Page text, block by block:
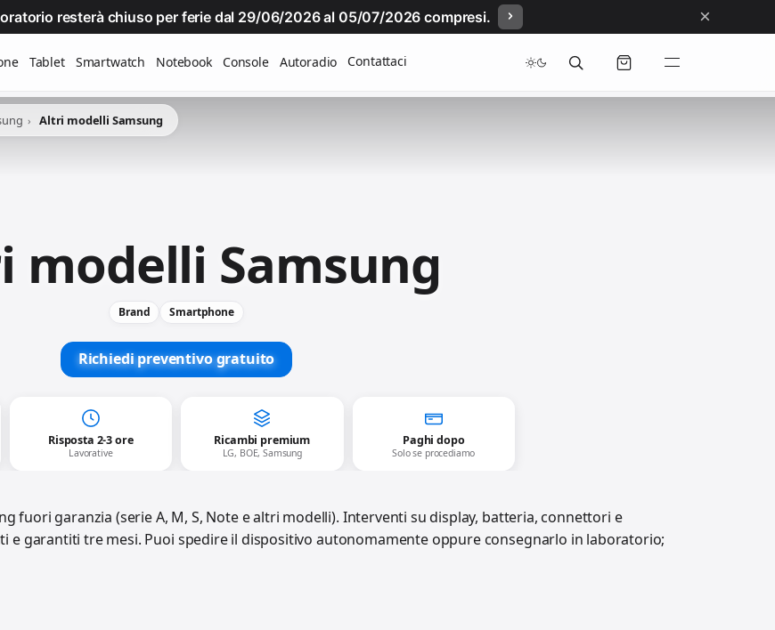
resterà chiuso per ferie dal 29/06/2026 al 05/07/2026 compresi. ×
Tablet Smartwatch Notebook Console Autoradio Contattaci
Altri modelli Samsung
modelli Samsung
Brand Smartphone
Richiedi preventivo gratuito
Risposta 2-3 ore
Lavorative
Ricambi premium
LG, BOE, Samsung
Paghi dopo
Solo se procediamo
fuori garanzia (serie A, M, S, Note e altri modelli). Interventi su display, batteria, connettori e
e garantiti tre mesi. Puoi spedire il dispositivo autonomamente oppure consegnarlo in laboratorio;